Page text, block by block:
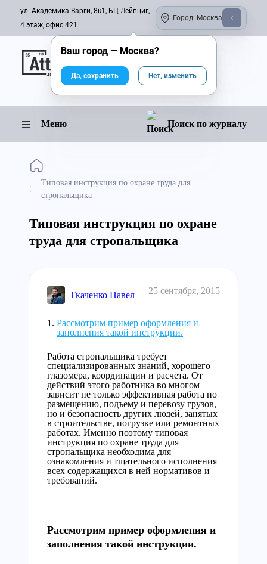
ул. Академика Варги, 8к1, БЦ Лейпциг,
4 этаж, офис 421
Город: Москва
Онлайн-журнал
Меню Поиск по журналу
Типовая инструкция по охране труда для
стропальщика
Типовая инструкция по охране
труда для стропальщика
Ткаченко Павел 25 сентября, 2015
Рассмотрим пример оформления и
заполнения такой инструкции.
Работа стропальщика требует
специализированных знаний, хорошего
глазомера, координации и расчета. От
действий этого работника во многом
зависит не только эффективная работа по
размещению, подъему и перевозу грузов,
но и безопасность других людей, занятых
в строительстве, погрузке или ремонтных
работах. Именно поэтому типовая
инструкция по охране труда для
стропальщика необходима для
ознакомления и тщательного исполнения
всех содержащихся в ней нормативов и
требований.
Рассмотрим пример оформления и
заполнения такой инструкции.
Ваш город — Москва?
Да, сохранить Нет, изменить